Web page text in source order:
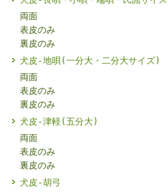
両面
表皮のみ
裏皮のみ
犬皮-地唄(一分大・二分大サイズ)
両面
表皮のみ
裏皮のみ
犬皮-津軽(五分大)
両面
表皮のみ
裏皮のみ
犬皮-胡弓